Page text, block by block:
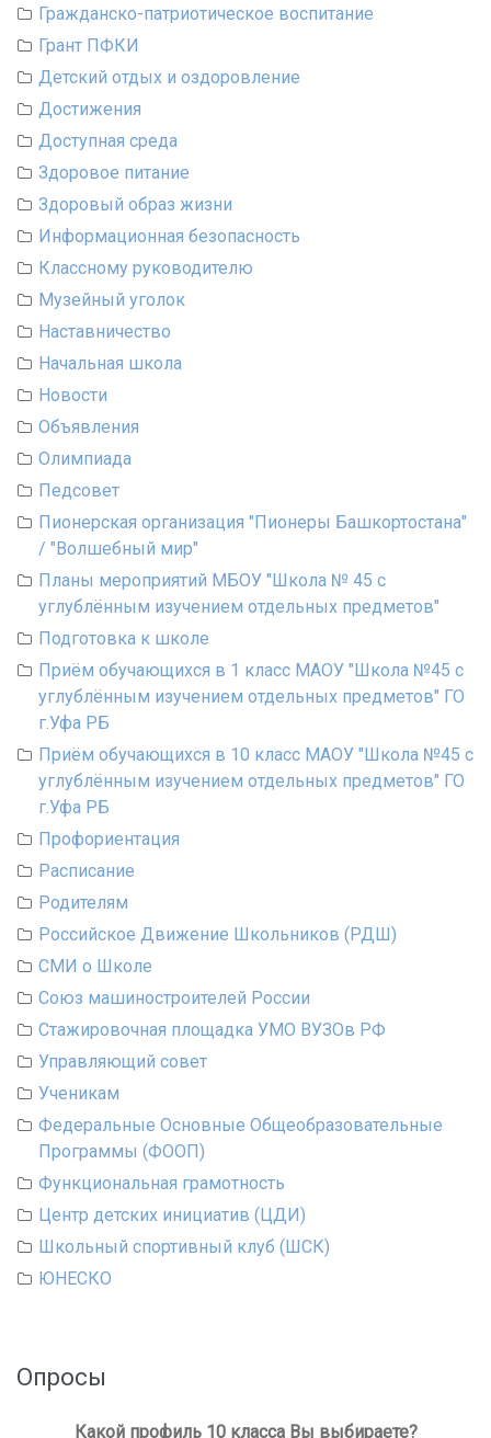
Гражданско-патриотическое воспитание
Грант ПФКИ
Детский отдых и оздоровление
Достижения
Доступная среда
Здоровое питание
Здоровый образ жизни
Информационная безопасность
Классному руководителю
Музейный уголок
Наставничество
Начальная школа
Новости
Объявления
Олимпиада
Педсовет
Пионерская организация "Пионеры Башкортостана"
/ "Волшебный мир"
Планы мероприятий МБОУ "Школа № 45 с
углублённым изучением отдельных предметов"
Подготовка к школе
Приём обучающихся в 1 класс МАОУ "Школа №45 с
углублённым изучением отдельных предметов" ГО
г.Уфа РБ
Приём обучающихся в 10 класс МАОУ "Школа №45 с
углублённым изучением отдельных предметов" ГО
г.Уфа РБ
Профориентация
Расписание
Родителям
Российское Движение Школьников (РДШ)
СМИ о Школе
Союз машиностроителей России
Стажировочная площадка УМО ВУЗОв РФ
Управляющий совет
Ученикам
Федеральные Основные Общеобразовательные
Программы (ФООП)
Функциональная грамотность
Центр детских инициатив (ЦДИ)
Школьный спортивный клуб (ШСК)
ЮНЕСКО
Опросы
Какой профиль 10 класса Вы выбираете?